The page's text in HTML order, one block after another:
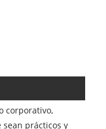
corporativo,
prácticos y